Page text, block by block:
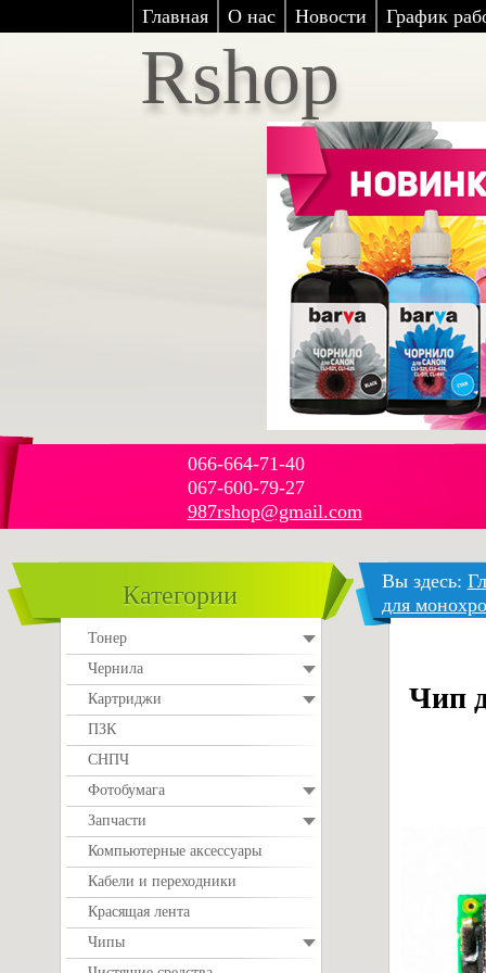
Главная О нас Новости График
Rshop
066-664-71-40
067-600-79-27
987rshop@gmail.com
Вы здесь:
для
Чип
Категории
Тонер
Чернила
Картриджи
ПЗК
СНПЧ
Фотобумага
Запчасти
Компьютерные аксессуары
Кабели и переходники
Красящая лента
Чипы